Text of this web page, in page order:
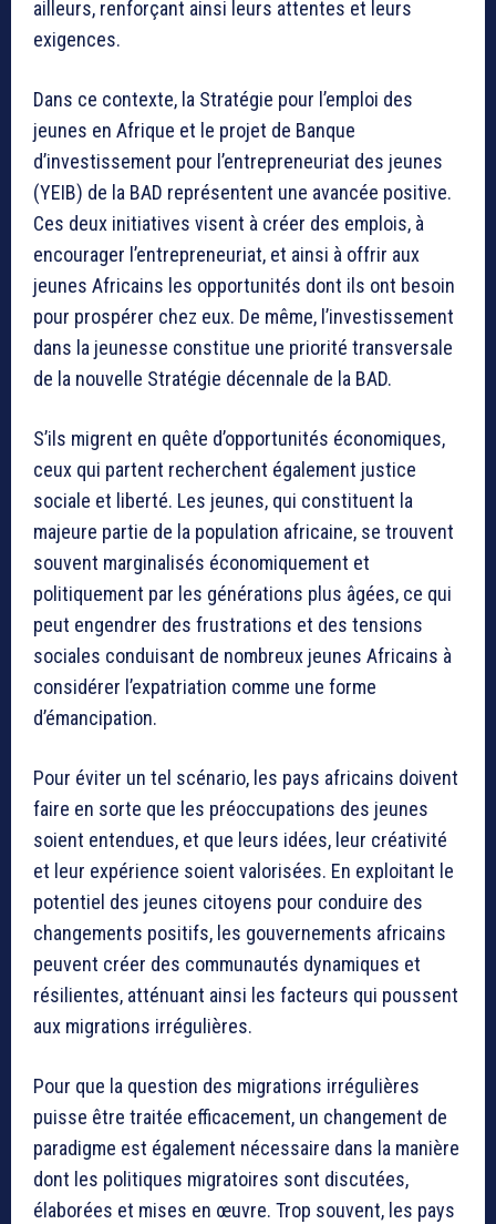
ailleurs, renforçant ainsi leurs attentes et leurs
exigences.
Dans ce contexte, la Stratégie pour l’emploi des
jeunes en Afrique et le projet de Banque
d’investissement pour l’entrepreneuriat des jeunes
(YEIB) de la BAD représentent une avancée positive.
Ces deux initiatives visent à créer des emplois, à
encourager l’entrepreneuriat, et ainsi à offrir aux
jeunes Africains les opportunités dont ils ont besoin
pour prospérer chez eux. De même, l’investissement
dans la jeunesse constitue une priorité transversale
de la nouvelle Stratégie décennale de la BAD.
S’ils migrent en quête d’opportunités économiques,
ceux qui partent recherchent également justice
sociale et liberté. Les jeunes, qui constituent la
majeure partie de la population africaine, se trouvent
souvent marginalisés économiquement et
politiquement par les générations plus âgées, ce qui
peut engendrer des frustrations et des tensions
sociales conduisant de nombreux jeunes Africains à
considérer l’expatriation comme une forme
d’émancipation.
Pour éviter un tel scénario, les pays africains doivent
faire en sorte que les préoccupations des jeunes
soient entendues, et que leurs idées, leur créativité
et leur expérience soient valorisées. En exploitant le
potentiel des jeunes citoyens pour conduire des
changements positifs, les gouvernements africains
peuvent créer des communautés dynamiques et
résilientes, atténuant ainsi les facteurs qui poussent
aux migrations irrégulières.
Pour que la question des migrations irrégulières
puisse être traitée efficacement, un changement de
paradigme est également nécessaire dans la manière
dont les politiques migratoires sont discutées,
élaborées et mises en œuvre. Trop souvent, les pays